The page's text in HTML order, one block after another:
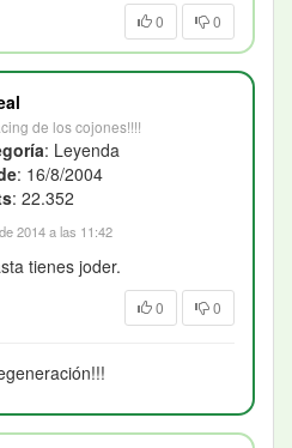
0 0
de los cojones!!!!
: Leyenda
: 16/8/2004
: 22.352
2014 a las 11:42
tienes joder.
0 0